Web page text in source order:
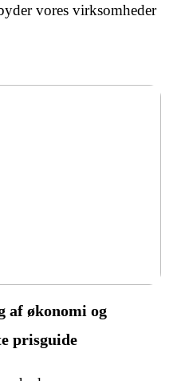
vores virksomheder
af økonomi og
prisguide